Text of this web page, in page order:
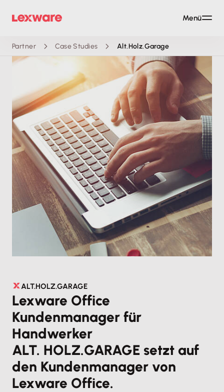
Partner Case Studies Alt.Holz.Garage
ALT.HOLZ.GARAGE
Lexware Office
Kundenmanager für
Handwerker
ALT. HOLZ.GARAGE setzt auf
den Kundenmanager von
Lexware Office.
Menü